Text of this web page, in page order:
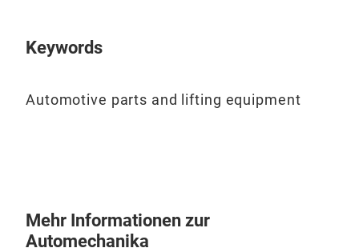
Keywords
Automotive parts and lifting equipment
Mehr Informationen zur
Automechanika